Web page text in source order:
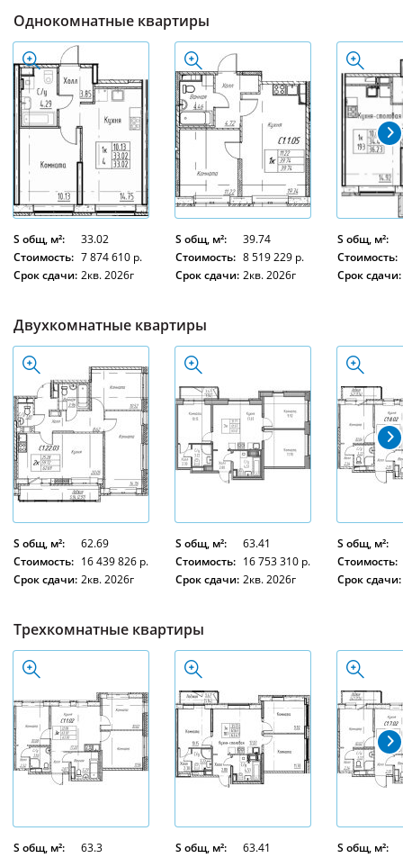
Однокомнатные квартиры
S общ, м²:
33.02
Стоимость: 7 874 610 р.
Срок сдачи: 2кв. 2026г
S общ, м²:
39.74
Стоимость: 8 519 229 р.
Срок сдачи: 2кв. 2026г
S общ, м²:
Стоимость:
Срок сдачи:
Двухкомнатные квартиры
S общ, м²:
62.69
Стоимость: 16 439 826 р.
Срок сдачи: 2кв. 2026г
S общ, м²:
63.41
Стоимость: 16 753 310 р.
Срок сдачи: 2кв. 2026г
S общ, м²:
Стоимость:
Срок сдачи:
Трехкомнатные квартиры
S общ, м²: 63.3 S общ, м²: 63.41 S общ, м²: